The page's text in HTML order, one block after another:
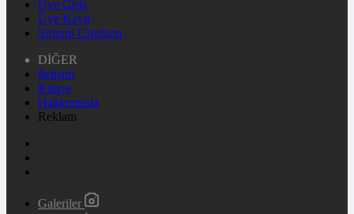
Üye Giriş
Üye Kayıt
Şifremi Unuttum
DİĞER
İletişim
Künye
Hakkımızda
Reklam
Galeriler